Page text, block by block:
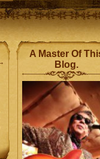
A Master Of
Blog.